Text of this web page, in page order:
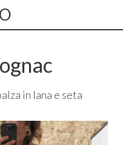
in lana e seta